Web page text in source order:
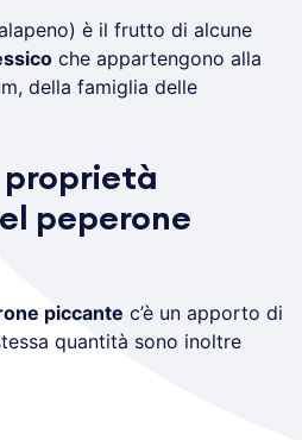
è il frutto di alcune
che appartengono alla
della famiglia delle
proprietà
peperone
piccante c’è un apporto di
quantità sono inoltre